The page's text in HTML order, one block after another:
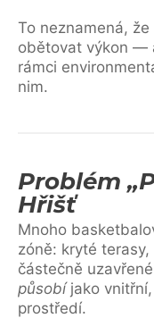
To neznamená,
obětovat výkon —
rámci
nim.
Problém
Hřišť
Mnoho
zóně: kryté
částečně
působíjako vnitřní,
prostředí.